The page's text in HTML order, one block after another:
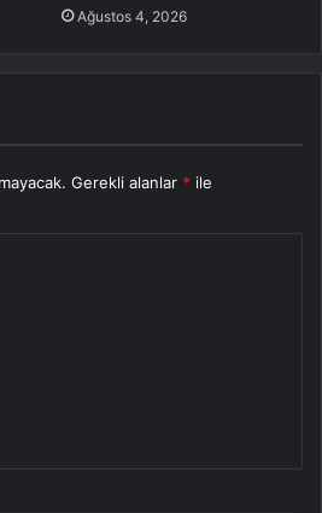
Ağustos 4, 2026
Gerekli alanlar * ile